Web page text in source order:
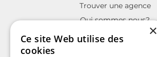
Trouver une agence
Qui sommes nous?
La charte Interkab
×
Ce site Web utilise des
cookies